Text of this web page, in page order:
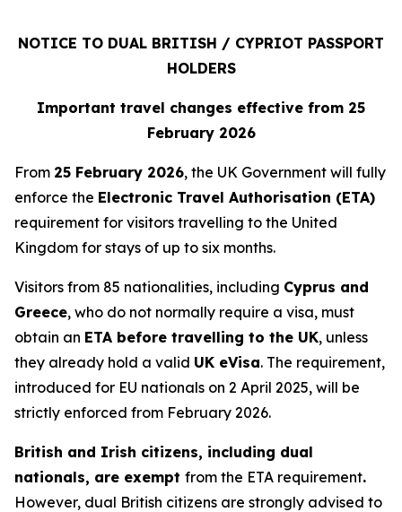
NOTICE TO DUAL BRITISH / CYPRIOT PASSPORT
HOLDERS
Important travel changes effective from 25
February 2026
From 25 February 2026, the UK Government will fully
enforce the Electronic Travel Authorisation (ETA)
requirement for visitors travelling to the United
Kingdom for stays of up to six months.
Visitors from 85 nationalities, including Cyprus and
Greece, who do not normally require a visa, must
obtain an ETA before travelling to the UK, unless
they already hold a valid UK eVisa. The requirement,
introduced for EU nationals on 2 April 2025, will be
strictly enforced from February 2026.
British and Irish citizens, including dual
nationals, are exempt from the ETA requirement.
However, dual British citizens are strongly advised to